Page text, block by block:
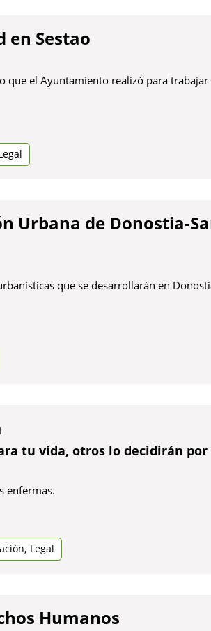
en Sestao
que el Ayuntamiento realizó para
Urbana de Donostia-
que se desarrollarán en
tu vida, otros lo decidirán
enfermas.
, Legal
Humanos